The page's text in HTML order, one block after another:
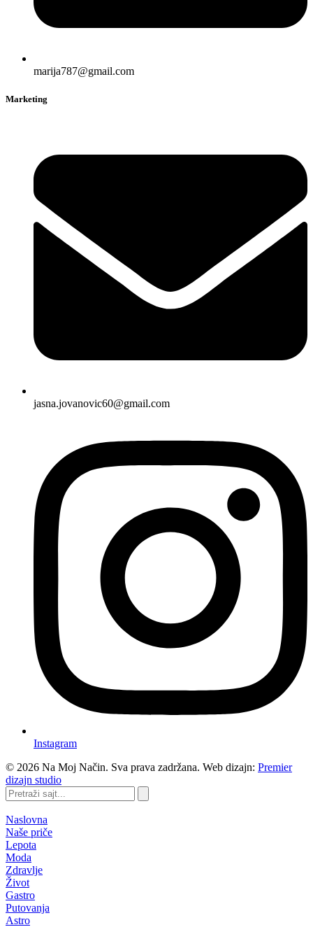
marija787@gmail.com
Marketing
jasna.jovanovic60@gmail.com
Instagram
© 2026 Na Moj Način. Sva prava zadržana. Web dizajn: Premier
dizajn studio
Pretraži
sajt...
Naslovna
Naše priče
Lepota
Moda
Zdravlje
Život
Gastro
Putovanja
Astro